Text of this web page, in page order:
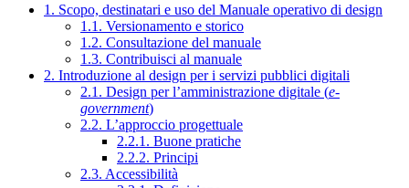
1. Scopo, destinatari e uso del Manuale operativo di design
1.1. Versionamento e storico
1.2. Consultazione del manuale
1.3. Contribuisci al manuale
2. Introduzione al design per i servizi pubblici digitali
2.1. Design per l’amministrazione digitale (e-
government)
2.2. L’approccio progettuale
2.2.1. Buone pratiche
2.2.2. Principi
2.3. Accessibilità